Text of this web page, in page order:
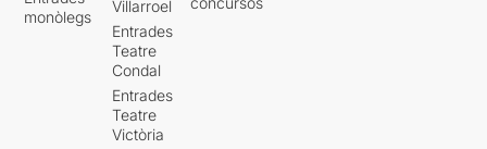
monòlegs
Villarroel
Entrades
Teatre
Condal
Entrades
Teatre
Victòria